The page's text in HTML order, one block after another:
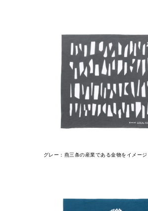
グレー：燕三条の産業である金物をイメー